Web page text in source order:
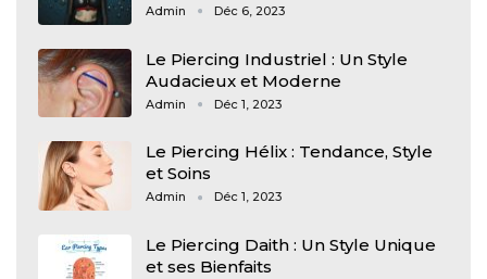
Admin Déc 6, 2023
Le Piercing Industriel : Un Style
Audacieux et Moderne
Admin Déc 1, 2023
Le Piercing Hélix : Tendance, Style
et Soins
Admin Déc 1, 2023
Le Piercing Daith : Un Style Unique
et ses Bienfaits